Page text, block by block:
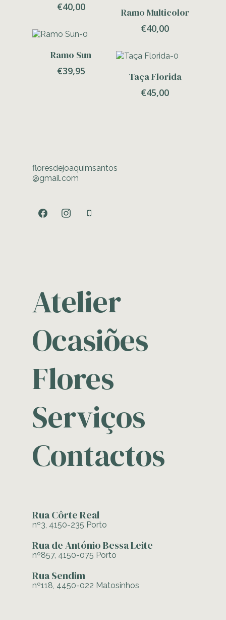
€40,00 Ramo Multicolor
€40,00
Ramo Sun
€39,95 Taça Florida
€45,00
floresdejoaquimsantos
@gmail.com
facebookinstagrammobile
Atelier
Ocasiões
Flores
Serviços
Contactos
Rua Côrte Real
nº3, 4150-235 Porto
Rua de António Bessa Leite
nº857, 4150-075 Porto
Rua Sendim
nº118, 4450-022 Matosinhos